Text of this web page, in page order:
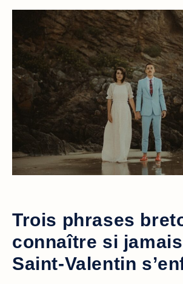
Trois phrases
connaître si
Saint-Valentin